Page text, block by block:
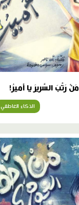
مَنْ رَتَّبَ السَّريرَ يا أَميرُ!
الذكاء العاطفي